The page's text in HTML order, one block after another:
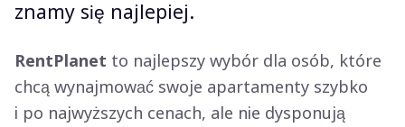
znamy się najlepiej.
RentPlanet to najlepszy wybór dla osób, które
chcą wynajmować swoje apartamenty szybko
i po najwyższych cenach, ale nie dysponują